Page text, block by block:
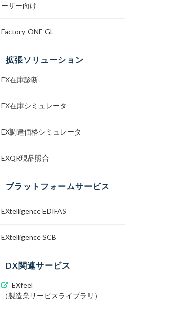
ーザー向け
Factory-ONE GL
拡張ソリューション
EX在庫診断
EX在庫シミュレータ
EX調達価格シミュレータ
EXQR現品照合
プラットフォームサービス
EXtelligence EDIFAS
EXtelligence SCB
DX関連サービス
EXfeel
（製造業サービスライブラリ）